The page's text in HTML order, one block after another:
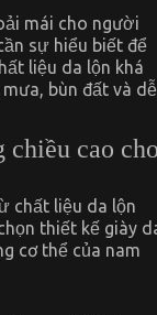
mái cho người
sự hiểu biết để
liệu da lộn khá
bùn đất và dễ
chiều cao
chất liệu da lộn
thiết kế giày
cơ thể của nam